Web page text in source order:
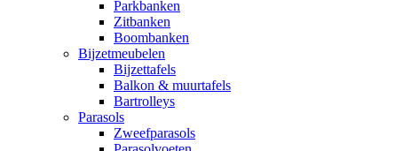
Parkbanken
Zitbanken
Boombanken
Bijzetmeubelen
Bijzettafels
Balkon & muurtafels
Bartrolleys
Parasols
Zweefparasols